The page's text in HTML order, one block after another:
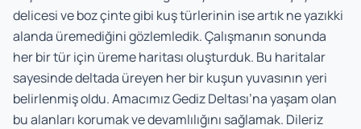
delicesi ve boz çinte gibi kuş türlerinin ise artık ne yazıkki
alanda üremediğini gözlemledik. Çalışmanın sonunda
her bir tür için üreme haritası oluşturduk. Bu haritalar
sayesinde deltada üreyen her bir kuşun yuvasının yeri
belirlenmiş oldu. Amacımız Gediz Deltası’na yaşam olan
bu alanları korumak ve devamlılığını sağlamak. Dileriz